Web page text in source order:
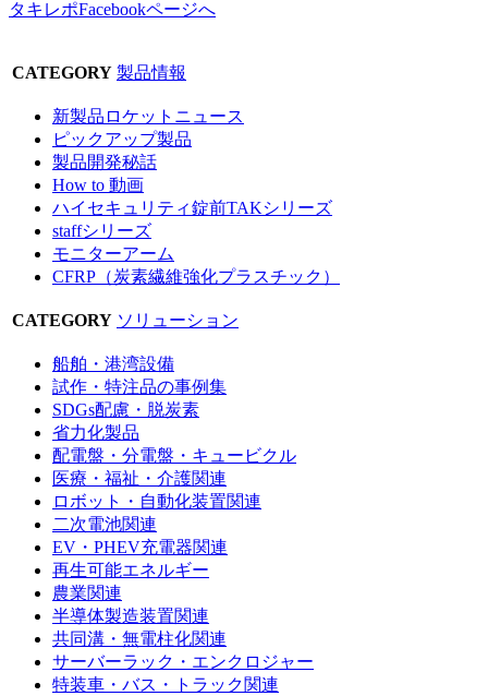
タキレポFacebookページへ
CATEGORY 製品情報
新製品ロケットニュース
ピックアップ製品
製品開発秘話
How to 動画
ハイセキュリティ錠前TAKシリーズ
staffシリーズ
モニターアーム
CFRP（炭素繊維強化プラスチック）
CATEGORY ソリューション
船舶・港湾設備
試作・特注品の事例集
SDGs配慮・脱炭素
省力化製品
配電盤・分電盤・キュービクル
医療・福祉・介護関連
ロボット・自動化装置関連
二次電池関連
EV・PHEV充電器関連
再生可能エネルギー
農業関連
半導体製造装置関連
共同溝・無電柱化関連
サーバーラック・エンクロジャー
特装車・バス・トラック関連